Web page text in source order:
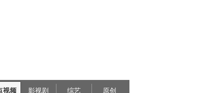
视频 影视剧 综艺 原创